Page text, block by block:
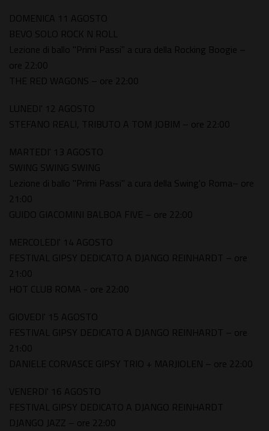
DOMENICA 11 AGOSTO
BEVO SOLO ROCK N ROLL
Lezione di ballo "Primi Passi" a cura della Rocking Boogie –
ore 22:00
THE RED WAGONS – ore 22:00
LUNEDI' 12 AGOSTO
STEFANO REALI, TRIBUTO A TOM JOBIM – ore 22:00
MARTEDI' 13 AGOSTO
SWING SWING SWING
Lezione di ballo "Primi Passi" a cura della Swing'o Roma– ore
21:00
GUIDO GIACOMINI BALBOA FIVE – ore 22:00
MERCOLEDI' 14 AGOSTO
FESTIVAL GIPSY DEDICATO A DJANGO REINHARDT – ore
21:00
HOT CLUB ROMA - ore 22:00
GIOVEDI' 15 AGOSTO
FESTIVAL GIPSY DEDICATO A DJANGO REINHARDT – ore
21:00
DANIELE CORVASCE GIPSY TRIO + MARJIOLEN – ore 22:00
VENERDI' 16 AGOSTO
FESTIVAL GIPSY DEDICATO A DJANGO REINHARDT
DJANGO JAZZ – ore 22:00